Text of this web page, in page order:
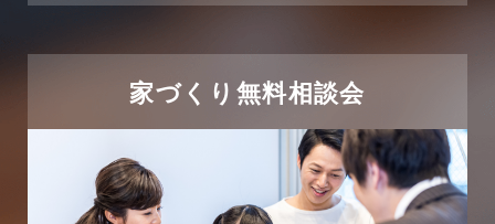
太陽光発電活用事例
市民リフォームサービス
2024年2月
2023年12月
2023年11月
家づくり無料相談会